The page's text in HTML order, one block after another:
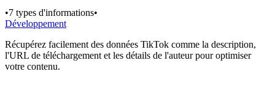
•7 types d'informations•
Développement
Récupérez facilement des données TikTok comme la description,
l'URL de téléchargement et les détails de l'auteur pour optimiser
votre contenu.